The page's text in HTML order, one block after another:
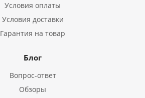
Условия оплаты
Условия доставки
Гарантия на товар
Блог
Вопрос-ответ
Обзоры